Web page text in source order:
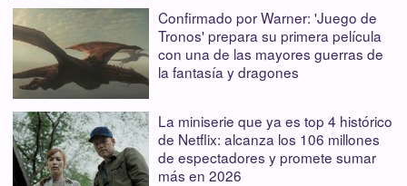
Confirmado por Warner: 'Juego de
Tronos' prepara su primera película
con una de las mayores guerras de
la fantasía y dragones
La miniserie que ya es top 4 histórico
de Netflix: alcanza los 106 millones
de espectadores y promete sumar
más en 2026